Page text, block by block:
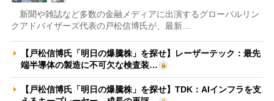
新聞や雑誌など多数の金融メディアに出演するグローバルリン
クアドバイザーズ代表の戸松信博氏が、最新…
【戸松信博氏「明日の爆騰株」を探せ】レーザーテック：最先
端半導体の製造に不可欠な検査装…
【戸松信博氏「明日の爆騰株」を探せ】TDK：AIインフラを支